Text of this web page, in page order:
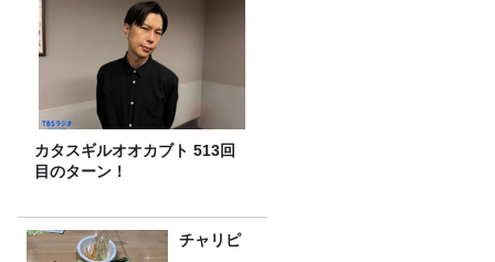
カタスギルオオカブト 513回
目のターン！
チャリピ